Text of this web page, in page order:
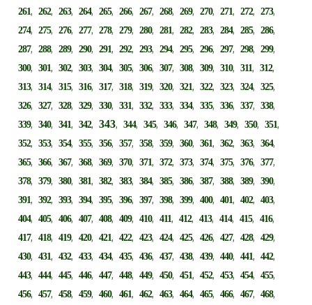
261,262,263,264,265,266,267,268,269,270,271,272,273,
274,275,276,277,278,279,280,281,282,283,284,285,286,
287,288,289,290,291,292,293,294,295,296,297,298,299,
300,301,302,303,304,305,306,307,308,309,310,311,312,
313,314,315,316,317,318,319,320,321,322,323,324,325,
326,327,328,329,330,331,332,333,334,335,336,337,338,
339,340,341,342,343,344,345,346,347,348,349,350,351,
352,353,354,355,356,357,358,359,360,361,362,363,364,
365,366,367,368,369,370,371,372,373,374,375,376,377,
378,379,380,381,382,383,384,385,386,387,388,389,390,
391,392,393,394,395,396,397,398,399,400,401,402,403,
404,405,406,407,408,409,410,411,412,413,414,415,416,
417,418,419,420,421,422,423,424,425,426,427,428,429,
430,431,432,433,434,435,436,437,438,439,440,441,442,
443,444,445,446,447,448,449,450,451,452,453,454,455,
456,457,458,459,460,461,462,463,464,465,466,467,468,